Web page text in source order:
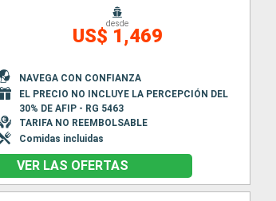
desde
US$ 1,469
NAVEGA CON CONFIANZA
EL PRECIO NO INCLUYE LA PERCEPCIÓN DEL
30% DE AFIP - RG 5463
TARIFA NO REEMBOLSABLE
Comidas incluidas
VER LAS OFERTAS